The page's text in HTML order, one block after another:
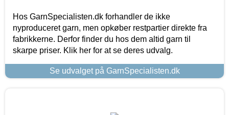
Hos GarnSpecialisten.dk forhandler de ikke
nyproduceret garn, men opkøber restpartier direkte fra
fabrikkerne. Derfor finder du hos dem altid garn til
skarpe priser. Klik her for at se deres udvalg.
Se udvalget på GarnSpecialisten.dk